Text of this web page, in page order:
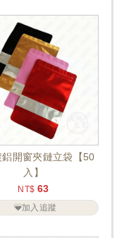
開窗夾鏈立袋【50
入】
NT$ 63
加入追蹤